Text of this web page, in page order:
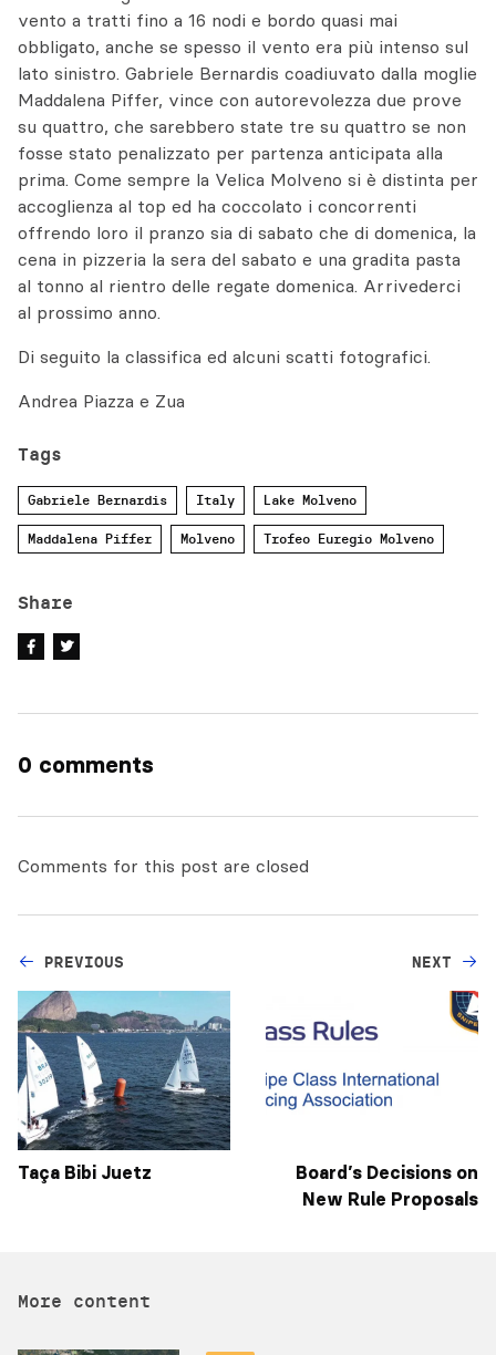
vento a tratti fino a 16 nodi e bordo quasi mai
obbligato, anche se spesso il vento era più intenso sul
lato sinistro. Gabriele Bernardis coadiuvato dalla moglie
Maddalena Piffer, vince con autorevolezza due prove
su quattro, che sarebbero state tre su quattro se non
fosse stato penalizzato per partenza anticipata alla
prima. Come sempre la Velica Molveno si è distinta per
accoglienza al top ed ha coccolato i concorrenti
offrendo loro il pranzo sia di sabato che di domenica, la
cena in pizzeria la sera del sabato e una gradita pasta
al tonno al rientro delle regate domenica. Arrivederci
al prossimo anno.
Di seguito la classifica ed alcuni scatti fotografici.
Andrea Piazza e Zua
Tags
Gabriele Bernardis Italy Lake Molveno
Maddalena Piffer Molveno Trofeo Euregio Molveno
Share
0 comments
Comments for this post are closed
PREVIOUS
Taça Bibi Juetz
NEXT
Board’s Decisions on
New Rule Proposals
More content